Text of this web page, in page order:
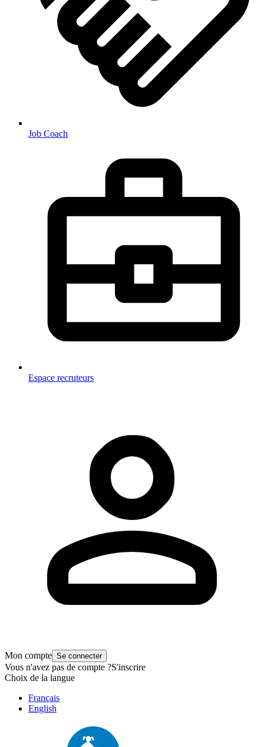
Job Coach
Espace recruteurs
Mon compte Se connecter
Vous n'avez pas de compte ?S'inscrire
Choix de la langue
Français
English